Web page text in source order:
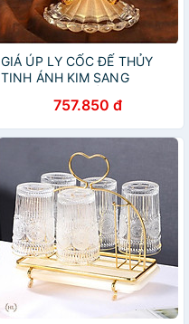
GIÁ ÚP LY CỐC ĐẾ THỦY
TINH ÁNH KIM SANG
757.850 đ